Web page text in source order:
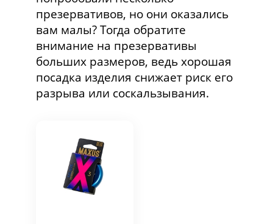
презервативов, но они оказались
вам малы? Тогда обратите
внимание на презервативы
больших размеров, ведь хорошая
посадка изделия снижает риск его
разрыва или соскальзывания.